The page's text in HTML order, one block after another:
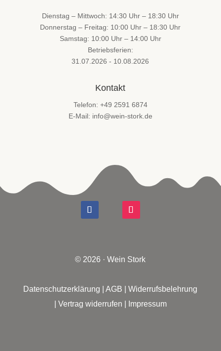
Dienstag – Mittwoch: 14:30 Uhr – 18:30 Uhr
Donnerstag – Freitag: 10:00 Uhr – 18:30 Uhr
Samstag: 10:00 Uhr – 14:00 Uhr
Betriebsferien:
31.07.2026 - 10.08.2026
Kontakt
Telefon: +49 2591 6874
E-Mail: info@wein-stork.de
© 2026 · Wein Stork
Datenschutzerklärung |AGB |Widerrufsbelehrung
Vertrag widerrufen Impressum